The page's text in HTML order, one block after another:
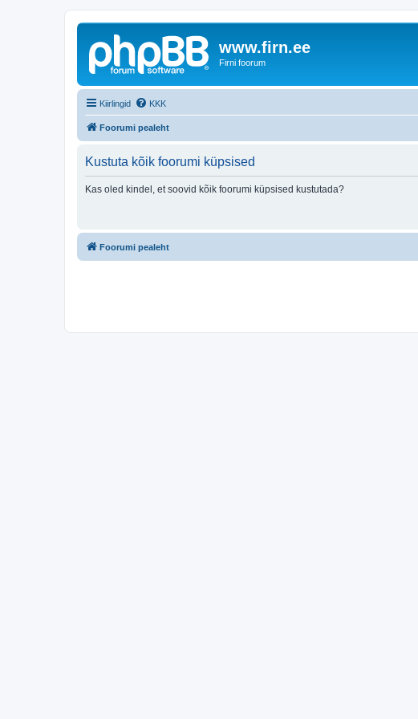
www.firn.ee
Firni foorum
Kiirlingid KKK
Foorumi pealeht
Kustuta kõik foorumi küpsised
Kas oled kindel, et soovid kõik foorumi küpsised kustutada?
Foorumi pealeht